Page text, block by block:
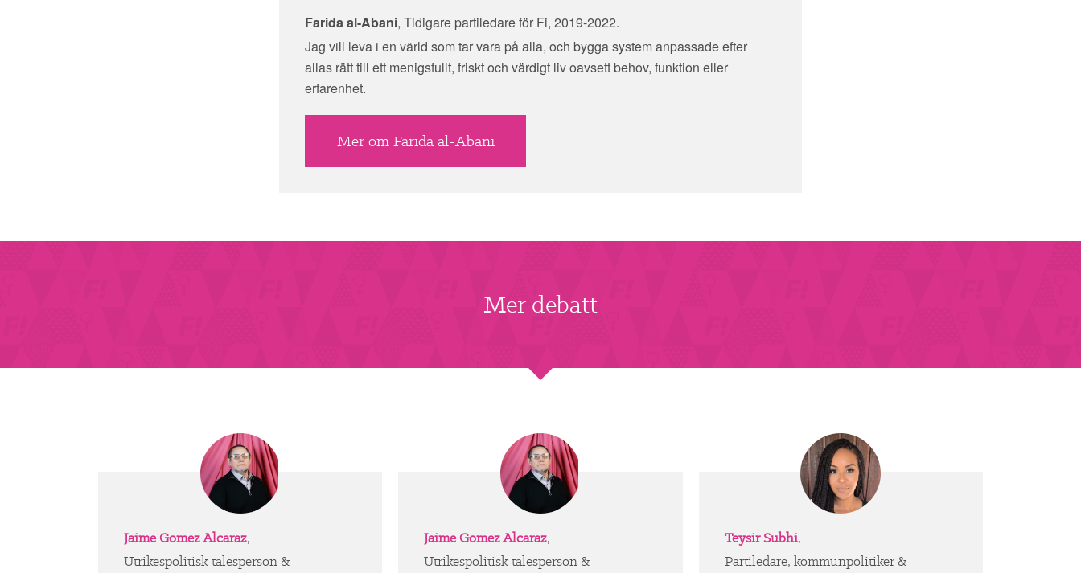
Farida al-Abani, Tidigare partiledare för Fi, 2019-2022.
Jag vill leva i en värld som tar vara på alla, och bygga system anpassade efter
allas rätt till ett menigsfullt, friskt och värdigt liv oavsett behov, funktion eller
erfarenhet.
Mer om Farida al-Abani
Mer debatt
Jaime Gomez Alcaraz,
Utrikespolitisk talesperson &
Jaime Gomez Alcaraz,
Utrikespolitisk talesperson &
Teysir Subhi,
Partiledare, kommunpolitiker &